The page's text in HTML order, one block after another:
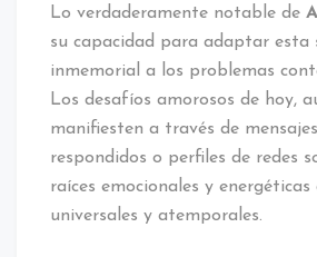
Lo verdaderamente notable de
su capacidad para adaptar esta
inmemorial a los problemas
Los desafíos amorosos de hoy,
manifiesten a través de
respondidos o perfiles de redes
raíces emocionales y energéticas
universales y atemporales.